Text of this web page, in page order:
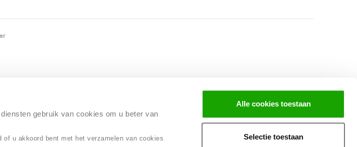
gebruik van cookies om u beter van
u akkoord bent met het verzamelen van cookies
Alle cookies toestaan
Selectie toestaan